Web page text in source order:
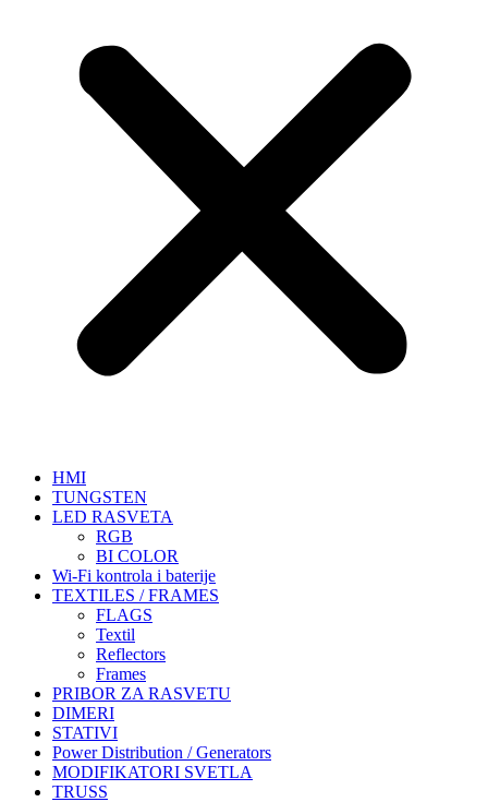
HMI
TUNGSTEN
LED RASVETA
RGB
BI COLOR
Wi-Fi kontrola i baterije
TEXTILES / FRAMES
FLAGS
Textil
Reflectors
Frames
PRIBOR ZA RASVETU
DIMERI
STATIVI
Power Distribution / Generators
MODIFIKATORI SVETLA
TRUSS